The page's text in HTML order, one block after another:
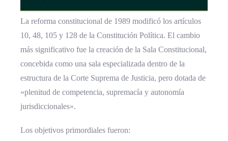
La reforma constitucional de 1989 modificó los artículos
10, 48, 105 y 128 de la Constitución Política. El cambio
más significativo fue la creación de la Sala Constitucional,
concebida como una sala especializada dentro de la
estructura de la Corte Suprema de Justicia, pero dotada de
«plenitud de competencia, supremacía y autonomía
jurisdiccionales».
Los objetivos primordiales fueron: